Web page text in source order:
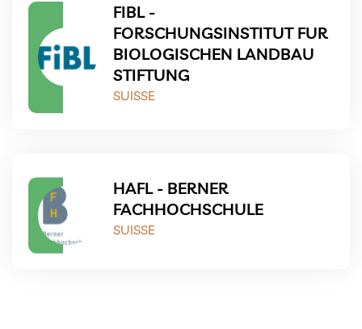
FIBL -
FORSCHUNGSINSTITUT FUR
BIOLOGISCHEN LANDBAU
STIFTUNG
SUISSE
HAFL - BERNER
FACHHOCHSCHULE
SUISSE